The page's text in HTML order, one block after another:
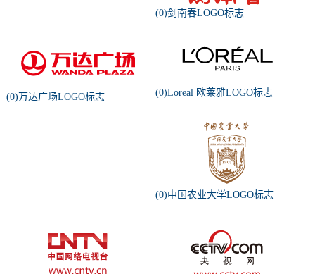
(0)剑南春LOGO标志
(0)万达广场LOGO标志 (0)Loreal 欧莱雅LOGO标志
(0)中国农业大学LOGO标志